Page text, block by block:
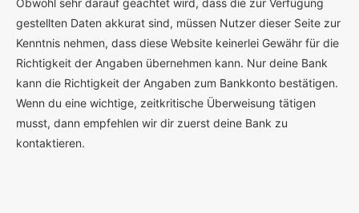
Obwohl sehr darauf geachtet wird, dass die zur Verfügung
gestellten Daten akkurat sind, müssen Nutzer dieser Seite zur
Kenntnis nehmen, dass diese Website keinerlei Gewähr für die
Richtigkeit der Angaben übernehmen kann. Nur deine Bank
kann die Richtigkeit der Angaben zum Bankkonto bestätigen.
Wenn du eine wichtige, zeitkritische Überweisung tätigen
musst, dann empfehlen wir dir zuerst deine Bank zu
kontaktieren.